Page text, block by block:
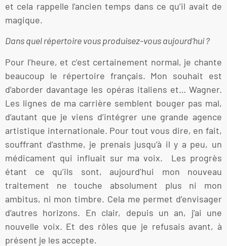
et cela rappelle l’ancien temps dans ce qu’il avait de
magique.
Dans quel répertoire vous produisez-vous aujourd’hui ?
Pour l’heure, et c’est certainement normal, je chante
beaucoup le répertoire français. Mon souhait est
d’aborder davantage les opéras italiens et… Wagner.
Les lignes de ma carrière semblent bouger pas mal,
d’autant que je viens d’intégrer une grande agence
artistique internationale. Pour tout vous dire, en fait,
souffrant d’asthme, je prenais jusqu’à il y a peu, un
médicament qui influait sur ma voix. Les progrès
étant ce qu’ils sont, aujourd’hui mon nouveau
traitement ne touche absolument plus ni mon
ambitus, ni mon timbre. Cela me permet d’envisager
d’autres horizons. En clair, depuis un an, j’ai une
nouvelle voix. Et des rôles que je refusais avant, à
présent je les accepte.